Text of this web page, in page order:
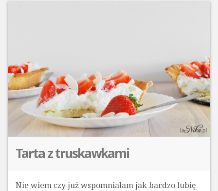
Tarta z truskawkami
Nie wiem czy już wspomniałam jak bardzo lubię